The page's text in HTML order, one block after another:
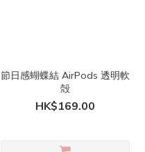
節日感蝴蝶結 AirPods 透明軟
殻
HK$169.00